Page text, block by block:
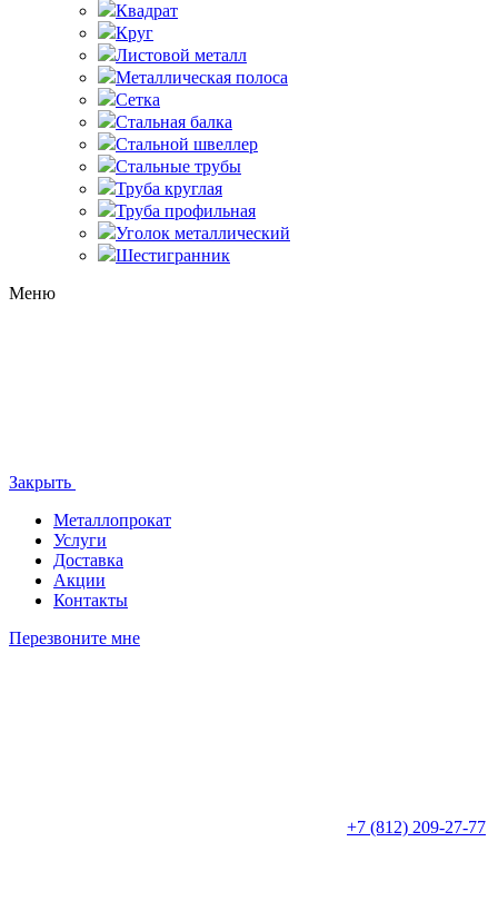
Квадрат
Круг
Листовой металл
Металлическая полоса
Сетка
Стальная балка
Стальной швеллер
Стальные трубы
Труба круглая
Труба профильная
Уголок металлический
Шестигранник
Меню
Закрыть
Металлопрокат
Услуги
Доставка
Акции
Контакты
Перезвоните мне
+7 (812) 209-27-77